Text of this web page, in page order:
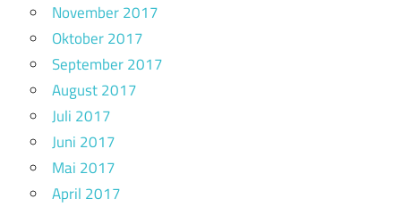
November 2017
Oktober 2017
September 2017
August 2017
Juli 2017
Juni 2017
Mai 2017
April 2017